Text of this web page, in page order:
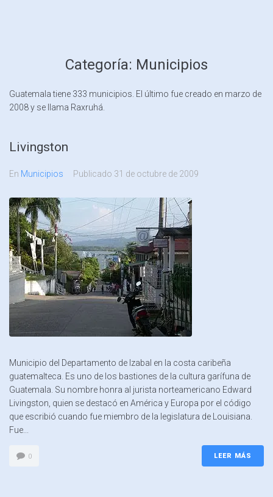
Categoría: Municipios
Guatemala tiene 333 municipios. El último fue creado en marzo de
2008 y se llama Raxruhá.
Livingston
En Municipios Publicado 31 de octubre de 2009
Municipio del Departamento de Izabal en la costa caribeña
guatemalteca. Es uno de los bastiones de la cultura garífuna de
Guatemala. Su nombre honra al jurista norteamericano Edward
Livingston, quien se destacó en América y Europa por el código
que escribió cuando fue miembro de la legislatura de Louisiana.
Fue...
0 LEER MÁS